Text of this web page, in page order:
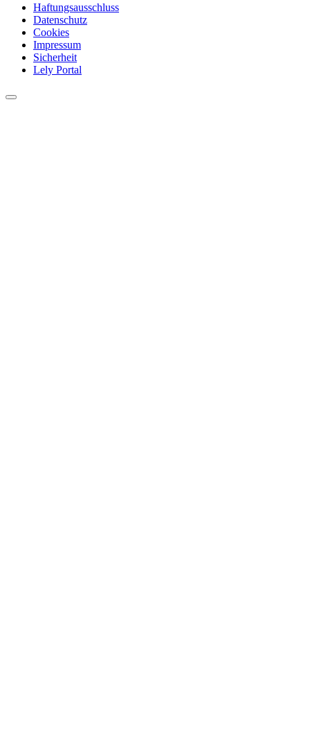
Haftungsausschluss
Datenschutz
Cookies
Impressum
Sicherheit
Lely Portal